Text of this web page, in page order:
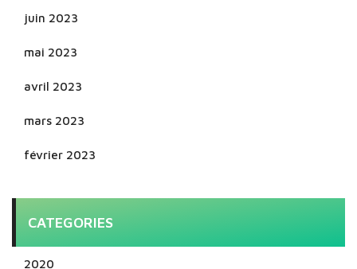
juin 2023
mai 2023
avril 2023
mars 2023
février 2023
CATEGORIES
2020